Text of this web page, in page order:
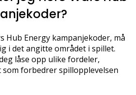
Hub Energy kampanjekoder, må
i det angitte området i spillet.
låse opp ulike fordeler,
forbedrer spillopplevelsen